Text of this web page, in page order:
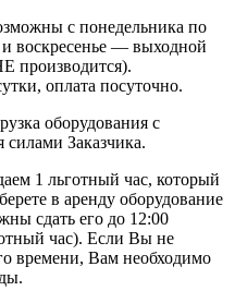
с понедельника по
воскресенье — выходной
производится).
оплата посуточно.
оборудования с
Заказчика.
1 льготный час, который
в аренду оборудование
сдать его до 12:00
час). Если Вы не
времени, Вам необходимо